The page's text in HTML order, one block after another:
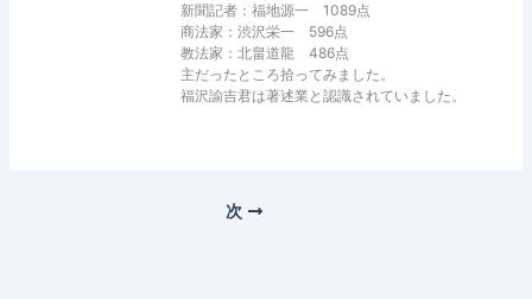
新聞記者：福地源一 1089点
商法家：渋沢栄一 596点
教法家：北畠道龍 486点
主だったところ拾ってみました。
福沢諭吉君は著述業と認識されていました。
次